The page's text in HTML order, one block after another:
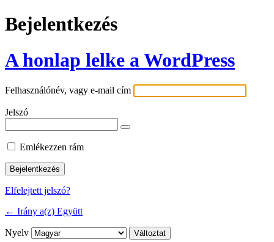
Bejelentkezés
A honlap lelke a WordPress
Felhasználónév, vagy e-mail cím
Jelszó
Emlékezzen rám
Elfelejtett jelszó?
← Irány a(z) Együtt
Nyelv